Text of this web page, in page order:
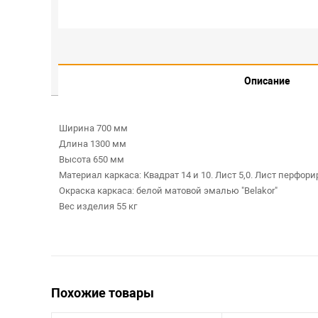
Описание
Ширина 700 мм
Длина 1300 мм
Высота 650 мм
Материал каркаса: Квадрат 14 и 10. Лист 5,0. Лист
Окраска каркаса: белой матовой эмалью "Belakor"
Вес изделия 55 кг
Похожие товары